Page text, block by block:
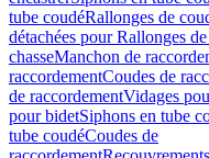
tube coudéRallonges de
détachées pour Rallonges
chasseManchon de
raccordementCoudes de
de raccordementVidages
pour bidetSiphons en tube
tube coudéCoudes de